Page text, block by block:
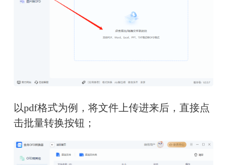
以pdf格式为例，将文件上传进来后，直接点
击批量转换按钮；